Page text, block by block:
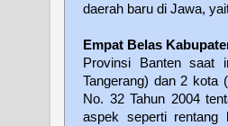
daerah baru di Jawa,
Empat Belas
Provinsi Banten saat
Tangerang) dan 2 kota
No. 32 Tahun 2004
aspek seperti rentang